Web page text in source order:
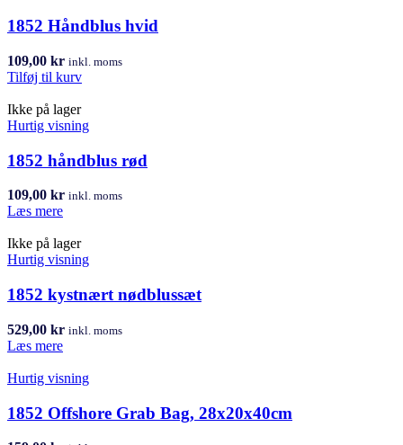
1852 Håndblus hvid
109,00 kr inkl. moms
Tilføj til kurv
Ikke på lager
Hurtig visning
1852 håndblus rød
109,00 kr inkl. moms
Læs mere
Ikke på lager
Hurtig visning
1852 kystnært nødblussæt
529,00 kr inkl. moms
Læs mere
Hurtig visning
1852 Offshore Grab Bag, 28x20x40cm